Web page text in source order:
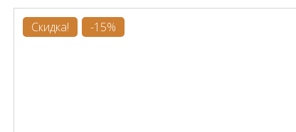
Скидка! -15%